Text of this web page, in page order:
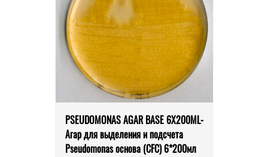
PSEUDOMONAS AGAR BASE 6X200ML-
Агар для выделения и подсчета
Pseudomonas основа (CFC) 6*200мл